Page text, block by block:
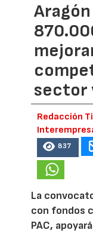
sector
Redacción
837
La
con fondos
PAC,